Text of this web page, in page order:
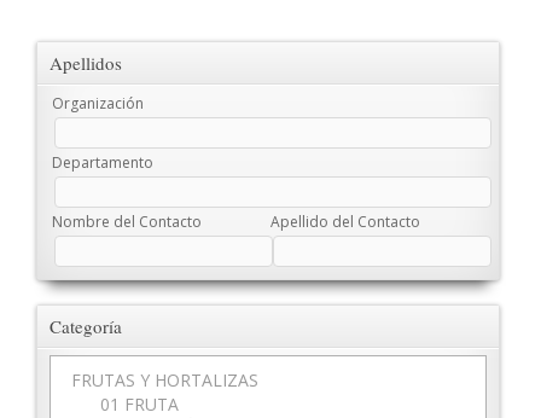
Apellidos
Organización
Departamento
Nombre del Contacto Apellido del Contacto
Categoría